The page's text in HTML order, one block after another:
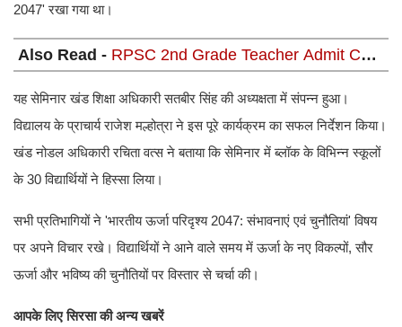
2047' रखा गया था।
Also Read - RPSC 2nd Grade Teacher Admit Card
2026 जारी: [rpsc.rajasthan.gov.in] से करें डाउनलोड, जानें
पूरा प्रोसेस
यह सेमिनार खंड शिक्षा अधिकारी सतबीर सिंह की अध्यक्षता में संपन्न हुआ।
विद्यालय के प्राचार्य राजेश मल्होत्रा ने इस पूरे कार्यक्रम का सफल निर्देशन किया।
खंड नोडल अधिकारी रचिता वत्स ने बताया कि सेमिनार में ब्लॉक के विभिन्न स्कूलों
के 30 विद्यार्थियों ने हिस्सा लिया।
सभी प्रतिभागियों ने 'भारतीय ऊर्जा परिदृश्य 2047: संभावनाएं एवं चुनौतियां' विषय
पर अपने विचार रखे। विद्यार्थियों ने आने वाले समय में ऊर्जा के नए विकल्पों, सौर
ऊर्जा और भविष्य की चुनौतियों पर विस्तार से चर्चा की।
आपके लिए सिरसा की अन्य खबरें